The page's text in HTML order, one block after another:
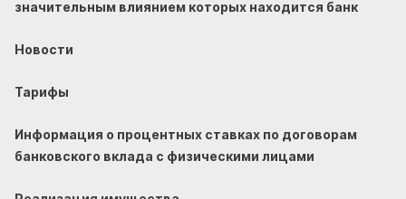
значительным влиянием которых находится банк
Новости
Тарифы
Информация о процентных ставках по договорам
банковского вклада с физическими лицами